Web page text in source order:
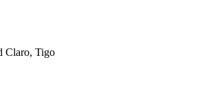
Claro, Tigo